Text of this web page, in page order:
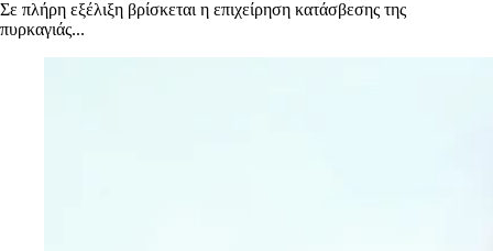
Σε πλήρη εξέλιξη βρίσκεται η επιχείρηση κατάσβεσης της
πυρκαγιάς...